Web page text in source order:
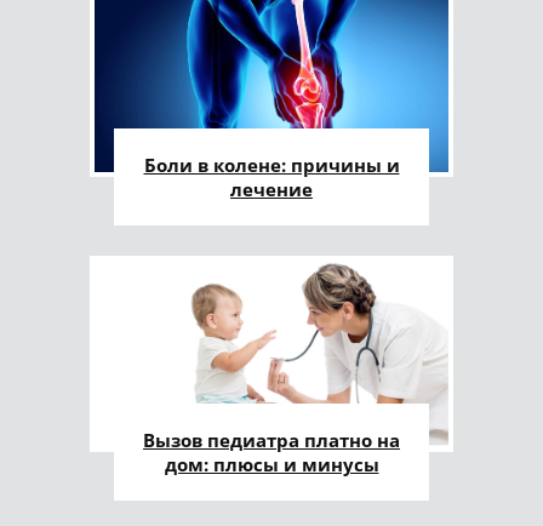
Боли в колене: причины и
лечение
Вызов педиатра платно на
дом: плюсы и минусы